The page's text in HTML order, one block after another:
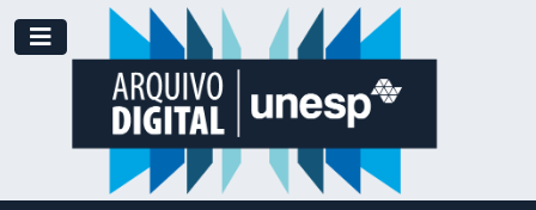
Skip to main content
Toggle navigation